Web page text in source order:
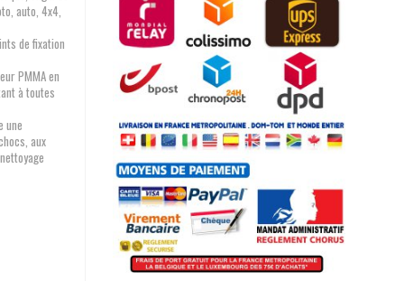
auto, 4x4,
de fixation
PMMA en
à toutes
une
aux